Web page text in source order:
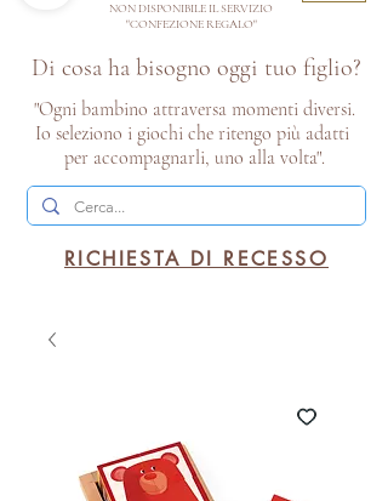
Di cosa ha bisogno oggi tuo figlio?
NON DISPONIBILE IL SERVIZIO
"CONFEZIONE REGALO"
"Ogni bambino attraversa momenti diversi.
Io seleziono i giochi che ritengo più adatti
per accompagnarli, uno alla volta".
RICHIESTA DI RECESSO